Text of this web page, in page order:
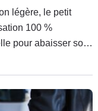
légère, le petit
100 %
pour abaisser son